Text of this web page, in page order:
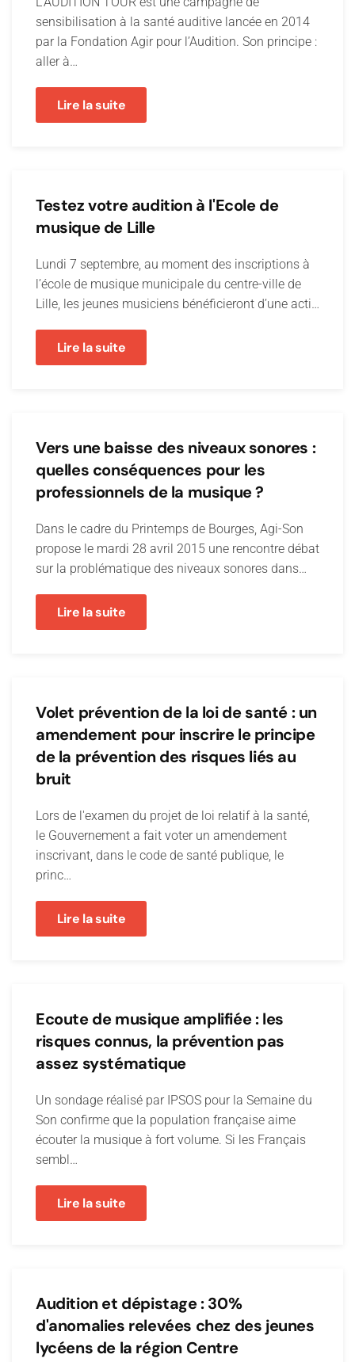
sensibilisation à la santé auditive lancée en 2014
par la Fondation Agir pour l’Audition. Son principe :
aller à…
Lire la suite
Testez votre audition à l'Ecole de
musique de Lille
Lundi 7 septembre, au moment des inscriptions à
l’école de musique municipale du centre-ville de
Lille, les jeunes musiciens bénéficieront d’une acti…
Lire la suite
Vers une baisse des niveaux sonores :
quelles conséquences pour les
professionnels de la musique ?
Dans le cadre du Printemps de Bourges, Agi-Son
propose le mardi 28 avril 2015 une rencontre débat
sur la problématique des niveaux sonores dans…
Lire la suite
Volet prévention de la loi de santé : un
amendement pour inscrire le principe
de la prévention des risques liés au
bruit
Lors de l'examen du projet de loi relatif à la santé,
le Gouvernement a fait voter un amendement
inscrivant, dans le code de santé publique, le
princ…
Lire la suite
Ecoute de musique amplifiée : les
risques connus, la prévention pas
assez systématique
Un sondage réalisé par IPSOS pour la Semaine du
Son confirme que la population française aime
écouter la musique à fort volume. Si les Français
sembl…
Lire la suite
Audition et dépistage : 30%
d'anomalies relevées chez des jeunes
lycéens de la région Centre